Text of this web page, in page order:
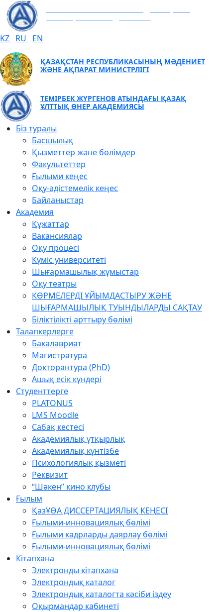
KZ RU EN
ҚАЗАҚСТАН РЕСПУБЛИКАСЫНЫҢ МӘДЕНИЕТ
ЖӘНЕ АҚПАРАТ МИНИСТРЛІГІ
ТЕМІРБЕК ЖҮРГЕНОВ АТЫНДАҒЫ ҚАЗАҚ
ҰЛТТЫҚ ӨНЕР АКАДЕМИЯСЫ
Біз туралы
Басшылық
Қызметтер және бөлімдер
Факультеттер
Ғылыми кеңес
Оқу-әдістемелік кеңес
Байланыстар
Академия
Құжаттар
Вакансиялар
Оқу процесі
Күміс университеті
Шығармашылық жұмыстар
Оқу театры
КӨРМЕЛЕРДІ ҰЙЫМДАСТЫРУ ЖӘНЕ
ШЫҒАРМАШЫЛЫҚ ТУЫНДЫЛАРДЫ САҚТАУ
Біліктілікті арттыру бөлімі
Талапкерлерге
Бакалавриат
Магистратура
Докторантура (PhD)
Ашық есік күндері
Студенттерге
PLATONUS
LMS Moodle
Сабақ кестесі
Академиялық ұтқырлық
Академиялық күнтізбе
Психологиялық қызметі
Реквизит
“Шәкен” кино клубы
Ғылым
ҚазҰӨА ДИССЕРТАЦИЯЛЫҚ КЕҢЕСІ
Ғылыми-инновациялық бөлімі
Ғылыми кадрларды даярлау бөлімі
Ғылыми-инновациялық бөлімі
Кітапхана
Электронды кітапхана
Электрондық каталог
Электрондық каталогта кәсіби іздеу
Оқырмандар кабинеті